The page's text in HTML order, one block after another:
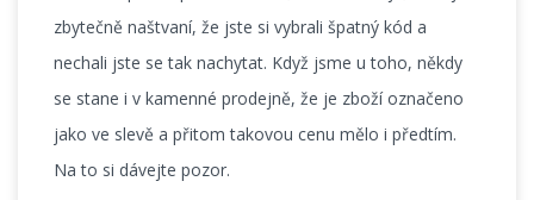
zbytečně naštvaní, že jste si vybrali špatný kód a
nechali jste se tak nachytat. Když jsme u toho, někdy
se stane i v kamenné prodejně, že je zboží označeno
jako ve slevě a přitom takovou cenu mělo i předtím.
Na to si dávejte pozor.